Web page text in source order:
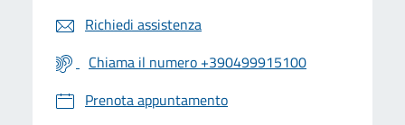
Richiedi assistenza
Chiama il numero +390499915100
Prenota appuntamento